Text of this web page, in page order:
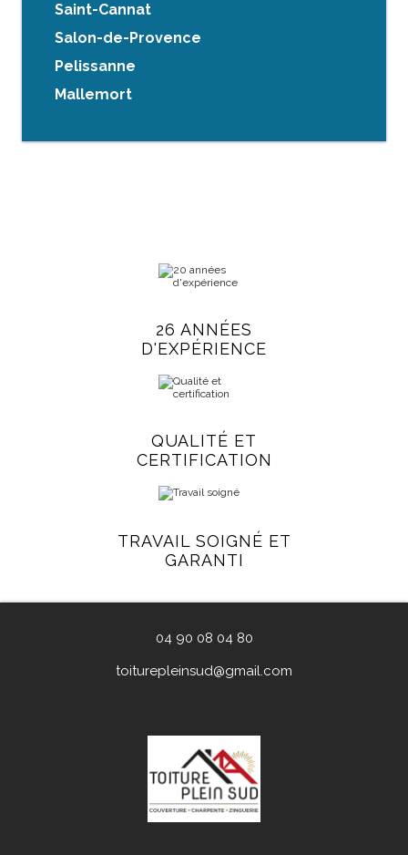
Saint-Cannat
Salon-de-Provence
Pelissanne
Mallemort
26 ANNÉES
D'EXPÉRIENCE
QUALITÉ ET
CERTIFICATION
TRAVAIL SOIGNÉ ET
GARANTI
04 90 08 04 80
toiturepleinsud@gmail.com